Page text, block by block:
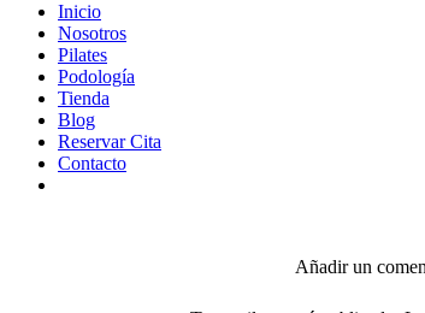
Inicio
Nosotros
Pilates
Podología
Tienda
Blog
Reservar Cita
Contacto